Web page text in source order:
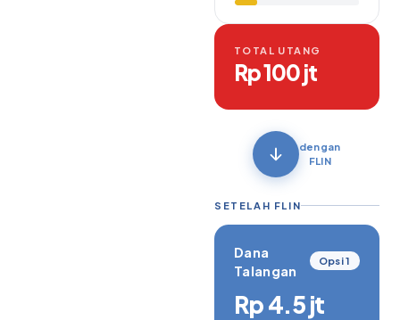
TOTAL UTANG
Rp 100 jt
dengan
FLIN
SETELAH FLIN
Dana
Talangan
Opsi 1
Rp 4.5 jt